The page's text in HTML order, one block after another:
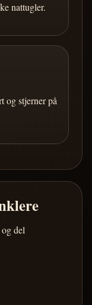
nattugler.
og stjerner på
del